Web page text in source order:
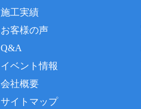
施工実績
お客様の声
Q&A
イベント情報
会社概要
サイトマップ